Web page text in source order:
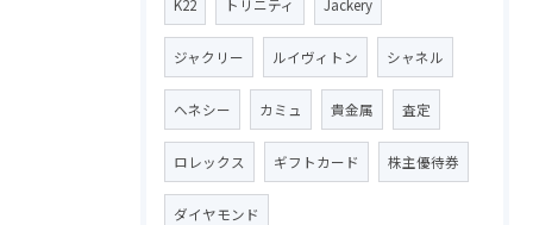
K22 トリニティ Jackery
ジャクリー ルイヴィトン シャネル
ヘネシー カミュ 貴金属 査定
ロレックス ギフトカード 株主優待券
ダイヤモンド